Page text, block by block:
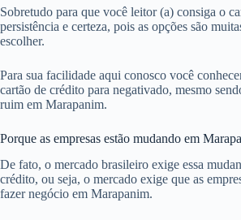
Sobretudo para que você leitor (a) consiga o
persistência e certeza, pois as opções são
escolher.
Para sua facilidade aqui conosco você
cartão de crédito para negativado, mesmo
ruim em Marapanim.
Porque as empresas estão mudando em
De fato, o mercado brasileiro exige essa
crédito, ou seja, o mercado exige que as
fazer negócio em Marapanim.